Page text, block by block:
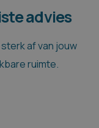
advies
af van jouw
ruimte.